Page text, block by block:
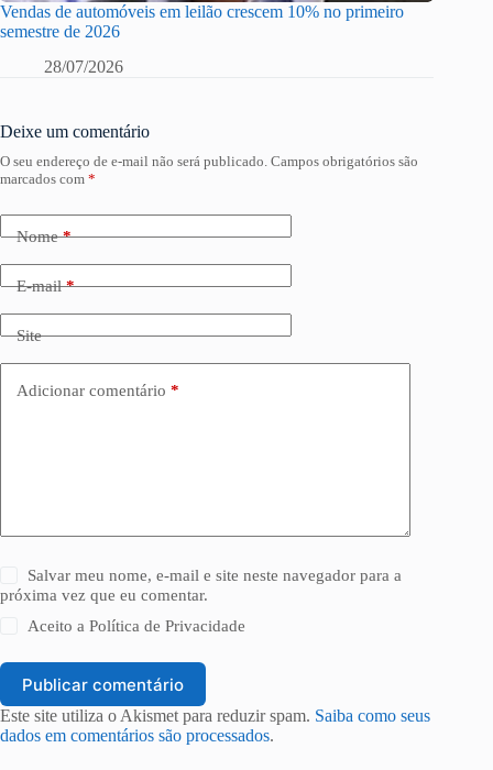
Vendas de automóveis em leilão crescem 10% no primeiro
semestre de 2026
28/07/2026
Deixe um comentário
O seu endereço de e-mail não será publicado. Campos obrigatórios são
marcados com *
Nome*
E-mail*
Site
Adicionar comentário *
Salvar meu nome, e-mail e site neste navegador para a
próxima vez que eu comentar.
Aceito aPolítica de Privacidade
Publicar comentário
Este site utiliza o Akismet para reduzir spam. Saiba como seus
dados em comentários são processados.